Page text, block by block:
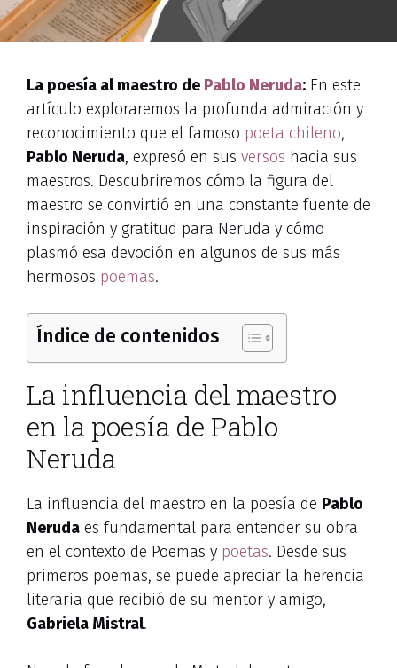
La poesía al maestro de Pablo Neruda: En este
artículo exploraremos la profunda admiración y
reconocimiento que el famoso poeta chileno,
Pablo Neruda, expresó en sus versos hacia sus
maestros. Descubriremos cómo la figura del
maestro se convirtió en una constante fuente de
inspiración y gratitud para Neruda y cómo
plasmó esa devoción en algunos de sus más
hermosos poemas.
Índice de contenidos
La influencia del maestro
en la poesía de Pablo
Neruda
La influencia del maestro en la poesía de Pablo
Neruda es fundamental para entender su obra
en el contexto de Poemas y poetas. Desde sus
primeros poemas, se puede apreciar la herencia
literaria que recibió de su mentor y amigo,
Gabriela Mistral.